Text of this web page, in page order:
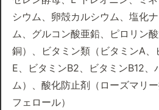
シウム、卵殻カルシウム、塩化
ム、グルコン酸亜鉛、ピロリン
銅）、ビタミン類（ビタミンA
E、ビタミンB2、ビタミンB12、
ム）、酸化防止剤（ローズマリ
フェロール）